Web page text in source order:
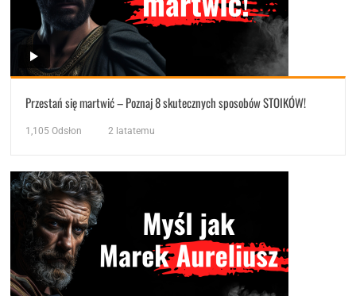
Przestań się martwić – Poznaj 8 skutecznych sposobów STOIKÓW!
1,105 Odsłon 2 latatemu